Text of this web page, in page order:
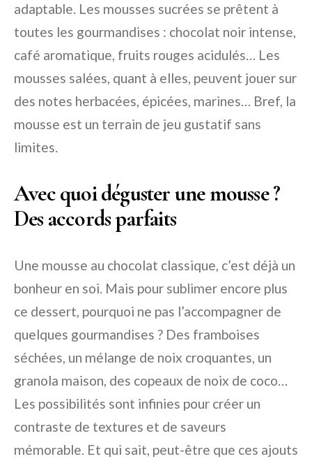
adaptable. Les mousses sucrées se prêtent à
toutes les gourmandises : chocolat noir intense,
café aromatique, fruits rouges acidulés… Les
mousses salées, quant à elles, peuvent jouer sur
des notes herbacées, épicées, marines… Bref, la
mousse est un terrain de jeu gustatif sans
limites.
Avec quoi déguster une mousse ?
Des accords parfaits
Une mousse au chocolat classique, c’est déjà un
bonheur en soi. Mais pour sublimer encore plus
ce dessert, pourquoi ne pas l’accompagner de
quelques gourmandises ? Des framboises
séchées, un mélange de noix croquantes, un
granola maison, des copeaux de noix de coco…
Les possibilités sont infinies pour créer un
contraste de textures et de saveurs
mémorable. Et qui sait, peut-être que ces ajouts